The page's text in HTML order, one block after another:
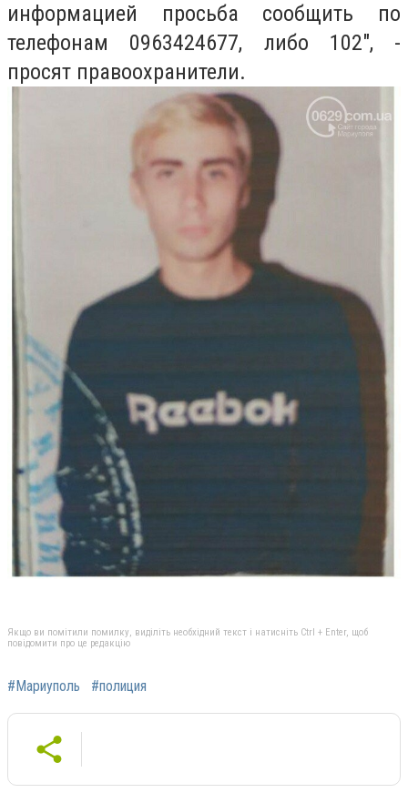
информацией просьба сообщить по
телефонам 0963424677, либо 102", -
просят правоохранители.
Якщо ви помітили помилку, виділіть необхідний текст і натисніть Ctrl + Enter, щоб
повідомити про це редакцію
#Мариуполь #полиция